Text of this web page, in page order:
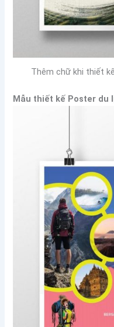
Thêm chữ khi thiết
Mẫu thiết kế Poster du